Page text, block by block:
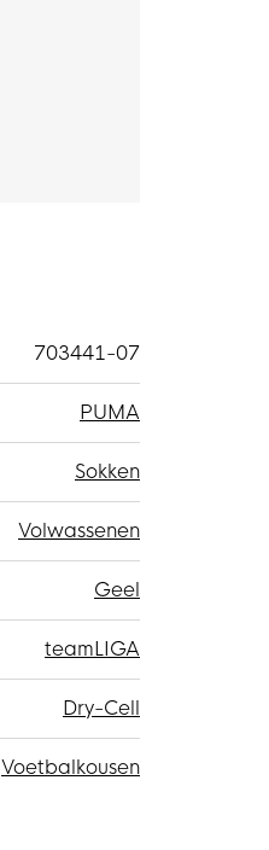
703441-07
PUMA
Sokken
Volwassenen
Geel
teamLIGA
Dry-Cell
Voetbalkousen